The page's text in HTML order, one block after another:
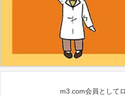
m3.com会員として